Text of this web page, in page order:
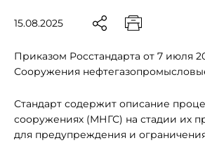
15.08.2025
Приказом Росстандарта от 7 июля
Сооружения
Стандарт содержит описание
сооружениях (МНГС) на стадии их
для предупреждения и